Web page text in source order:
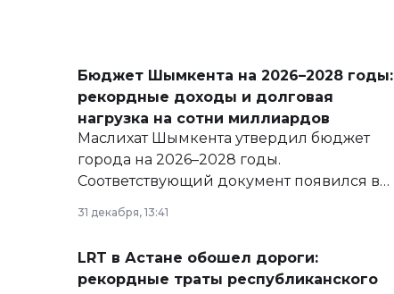
Бюджет Шымкента на 2026–2028 годы:
рекордные доходы и долговая
нагрузка на сотни миллиардов
Маслихат Шымкента утвердил бюджет
города на 2026–2028 годы.
Соответствующий документ появился в
базе нормативных правовых актов и на
сайте маслихат города.
31 декабря, 13:41
LRT в Астане обошел дороги:
рекордные траты республиканского